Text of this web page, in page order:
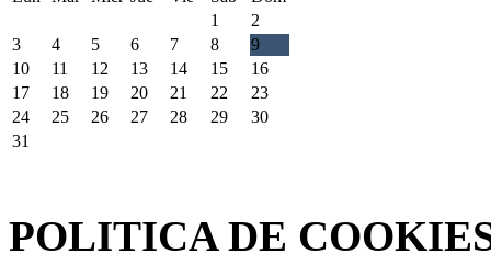
1
2
3
4 5 6 7 8
9
10
11 12 13 14 15
16
17
18 19 20 21 22
23
24
25 26 27 28 29
30
31
POLITICA DE